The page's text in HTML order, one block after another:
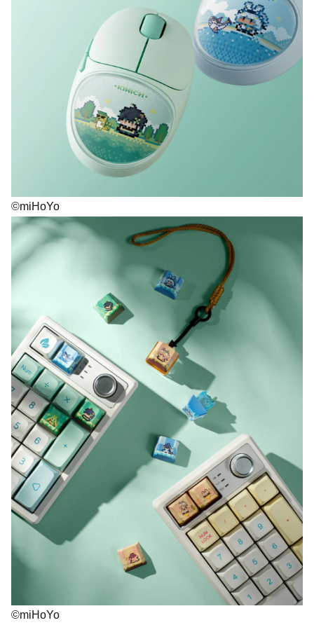
©miHoYo
©miHoYo